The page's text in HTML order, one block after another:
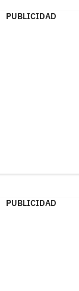
PUBLICIDAD
PUBLICIDAD